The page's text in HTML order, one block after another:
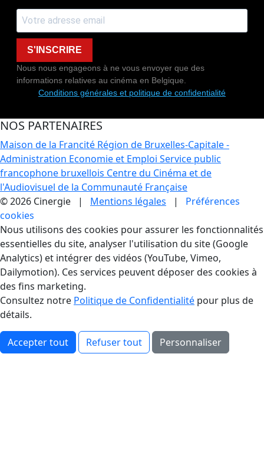
S'INSCRIRE
Nous nous engageons à ne vous envoyer que des
informations relatives au cinéma en Belgique.
Conditions générales et politique de confidentialité
NOS PARTENAIRES
Maison de la Francité Région de Bruxelles-Capitale -
Administration Economie et Emploi Service public
francophone bruxellois Centre du Cinéma et de
l'Audiovisuel de la Communauté Française
© 2026 Cinergie | Mentions légales | Préférences
cookies
Gestion des Cookies
Nous utilisons des cookies pour assurer les fonctionnalités
essentielles du site, analyser l'utilisation du site (Google
Analytics) et intégrer des vidéos (YouTube, Vimeo,
Dailymotion). Ces services peuvent déposer des cookies à
des fins marketing.
Consultez notre Politique de Confidentialité pour plus de
détails.
Accepter tout Refuser tout Personnaliser